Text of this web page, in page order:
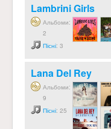
Lambrini Girls
Альбоми:
2
Пісні: 3
Lana Del Rey
Альбоми:
9
Пісні: 25